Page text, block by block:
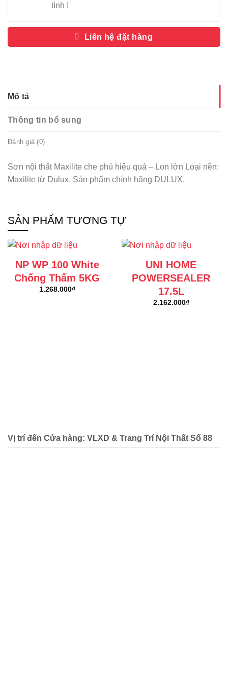
tình !
Liên hệ đặt hàng
Mô tả
Thông tin bổ sung
Đánh giá (0)
Sơn nội thất Maxilite che phủ hiệu quả – Lon lớn Loại nền:
Maxilite từ Dulux. Sản phẩm chính hãng DULUX.
SẢN PHẨM TƯƠNG TỰ
NP WP 100 White
Chống Thấm 5KG
1.268.000₫
UNI HOME
POWERSEALER
17.5L
2.162.000₫
Vị trí đến Cửa hàng: VLXD & Trang Trí Nội Thất Số 88